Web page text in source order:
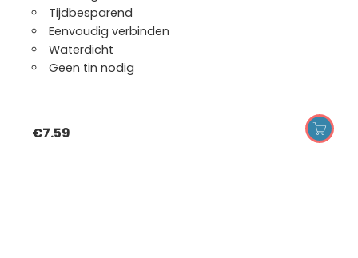
Tijdbesparend
Eenvoudig verbinden
Waterdicht
Geen tin nodig
€7.59